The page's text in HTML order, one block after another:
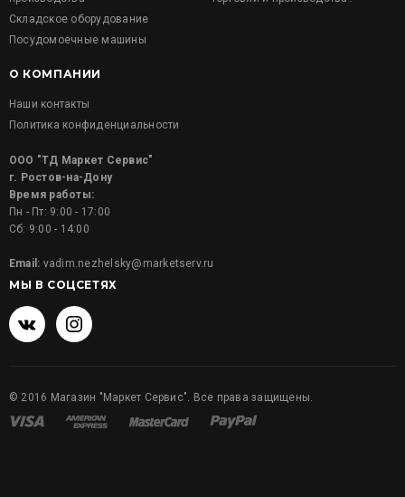
Складское оборудование
Посудомоечные машины
О КОМПАНИИ
Наши контакты
Политика конфиденциальности
ООО "ТД Маркет Сервис"
г. Ростов-на-Дону
Время работы:
Пн - Пт: 9:00 - 17:00
Сб: 9:00 - 14:00
Email: vadim.nezhelsky@marketserv.ru
МЫ В СОЦСЕТЯХ
© 2016 Магазин "Маркет Сервис". Все права защищены.